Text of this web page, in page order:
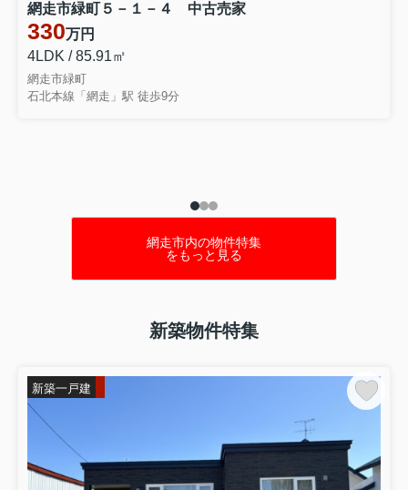
網走市緑町５－１－４ 中古売家
330万円
4LDK / 85.91㎡
網走市緑町
石北本線「網走」駅 徒歩9分
網走市内の物件特集
をもっと見る
新築物件特集
新築一戸建